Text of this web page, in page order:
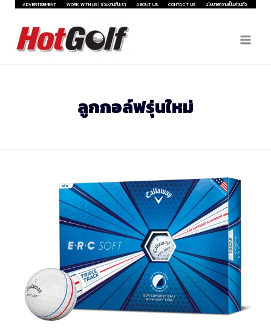
Skip
content
ADVERTISEMENT WORK WITH US | ร่วมงานกับเรา ABOUT US CONTACT US นโยบายความเป็นส่วนตัว
ลูกกอล์ฟรุ่นใหม่